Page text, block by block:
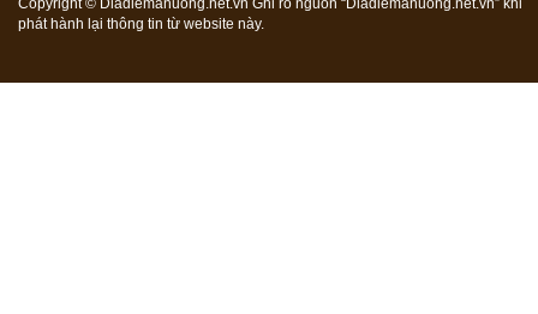
Copyright © Diadiemanuong.net.vn Ghi rõ nguồn “Diadiemanuong.net.vn” khi
phát hành lại thông tin từ website này.